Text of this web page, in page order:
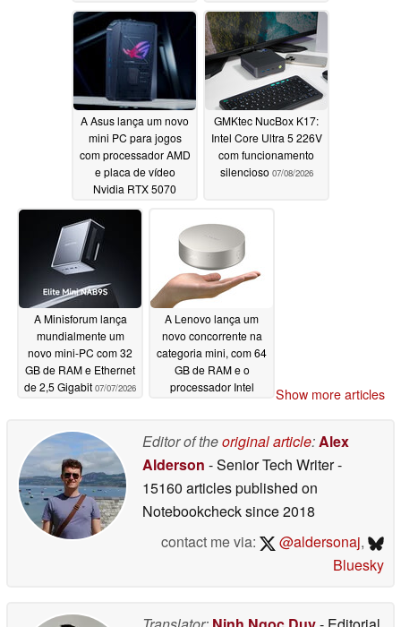
A Asus lança um novo
mini PC para jogos
com processador AMD
e placa de vídeo
Nvidia RTX 5070
07/08/2026
GMKtec NucBox K17:
Intel Core Ultra 5 226V
com funcionamento
silencioso 07/08/2026
A Minisforum lança
mundialmente um
novo mini-PC com 32
GB de RAM e Ethernet
de 2,5 Gigabit 07/07/2026
A Lenovo lança um
novo concorrente na
categoria mini, com 64
GB de RAM e o
processador Intel
Show more articles
Editor of theoriginal article:Alex
Alderson - Senior Tech Writer-
15160 articles published on
Notebookchecksince 2018
contact me via:
@aldersonaj,
Bluesky